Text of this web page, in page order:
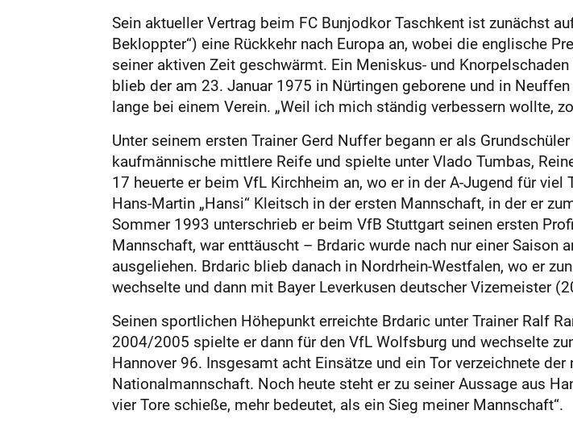
Sein aktueller Vertrag beim FC Bunjodkor Taschkent ist zunächst
Bekloppter“) eine Rückkehr nach Europa an, wobei die englische
seiner aktiven Zeit geschwärmt. Ein Meniskus- und
blieb der am 23. Januar 1975 in Nürtingen geborene und in
lange bei einem Verein. „Weil ich mich ständig verbessern wollte,
Unter seinem ersten Trainer Gerd Nuffer begann er als
kaufmännische mittlere Reife und spielte unter Vlado Tumbas,
17 heuerte er beim VfL Kirchheim an, wo er in der A-Jugend für
Hans-Martin „Hansi“ Kleitsch in der ersten Mannschaft, in der er
Sommer 1993 unterschrieb er beim VfB Stuttgart seinen ersten
Mannschaft, war enttäuscht – Brdaric wurde nach nur einer
ausgeliehen. Brdaric blieb danach in Nordrhein-Westfalen, wo er
wechselte und dann mit Bayer Leverkusen deutscher Vizemeister
Seinen sportlichen Höhepunkt erreichte Brdaric unter Trainer Ralf
2004/2005 spielte er dann für den VfL Wolfsburg und wechselte
Hannover 96. Insgesamt acht Einsätze und ein Tor verzeichnete
Nationalmannschaft. Noch heute steht er zu seiner Aussage aus
vier Tore schieße, mehr bedeutet, als ein Sieg meiner Mannschaft“.